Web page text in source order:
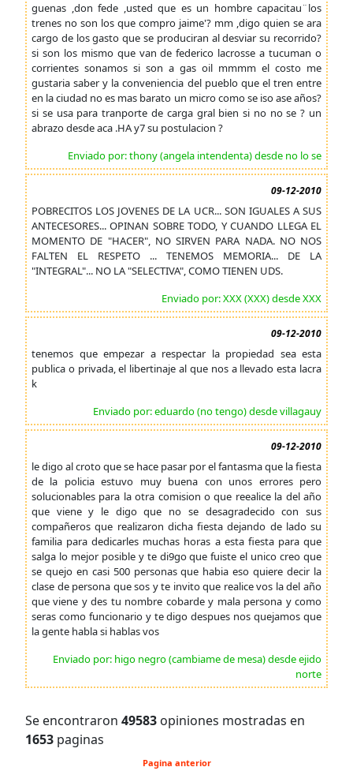
guenas ,don fede ,usted que es un hombre capacitau¨los
trenes no son los que compro jaime'? mm ,digo quien se ara
cargo de los gasto que se produciran al desviar su recorrido?
si son los mismo que van de federico lacrosse a tucuman o
corrientes sonamos si son a gas oil mmmm el costo me
gustaria saber y la conveniencia del pueblo que el tren entre
en la ciudad no es mas barato un micro como se iso ase años?
si se usa para tranporte de carga gral bien si no no se ? un
abrazo desde aca .HA y7 su postulacion ?
Enviado por: thony (angela intendenta) desde no lo se
09-12-2010
POBRECITOS LOS JOVENES DE LA UCR... SON IGUALES A SUS
ANTECESORES... OPINAN SOBRE TODO, Y CUANDO LLEGA EL
MOMENTO DE "HACER", NO SIRVEN PARA NADA. NO NOS
FALTEN EL RESPETO ... TENEMOS MEMORIA... DE LA
"INTEGRAL"... NO LA "SELECTIVA", COMO TIENEN UDS.
Enviado por: XXX (XXX) desde XXX
09-12-2010
tenemos que empezar a respectar la propiedad sea esta
publica o privada, el libertinaje al que nos a llevado esta lacra
k
Enviado por: eduardo (no tengo) desde villagauy
09-12-2010
le digo al croto que se hace pasar por el fantasma que la fiesta
de la policia estuvo muy buena con unos errores pero
solucionables para la otra comision o que reealice la del año
que viene y le digo que no se desagradecido con sus
compañeros que realizaron dicha fiesta dejando de lado su
familia para dedicarles muchas horas a esta fiesta para que
salga lo mejor posible y te di9go que fuiste el unico creo que
se quejo en casi 500 personas que habia eso quiere decir la
clase de persona que sos y te invito que realice vos la del año
que viene y des tu nombre cobarde y mala persona y como
seras como funcionario y te digo despues nos quejamos que
la gente habla si hablas vos
Enviado por: higo negro (cambiame de mesa) desde ejido
norte
Se encontraron 49583 opiniones mostradas en
1653 paginas
Pagina anterior